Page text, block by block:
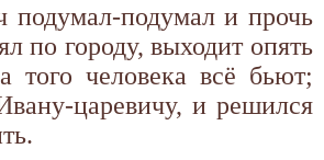
подумал-подумал и прочь
по городу, выходит опять
того человека всё бьют;
царевичу, и решился